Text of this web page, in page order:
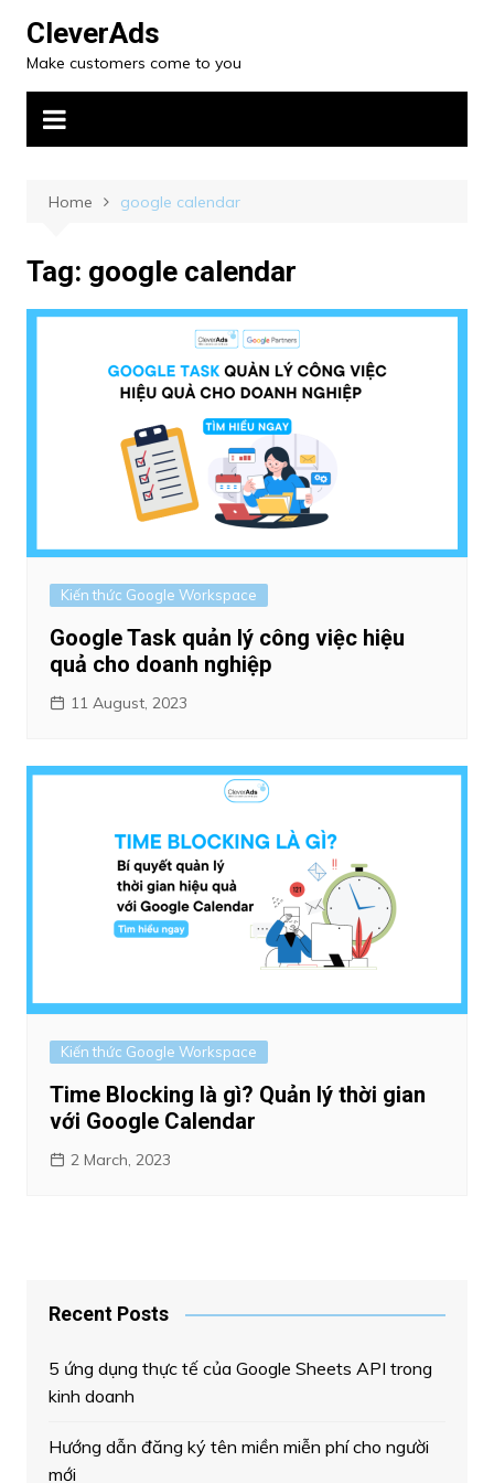
CleverAds
Make customers come to you
Home google calendar
Tag: google calendar
Kiến thức Google Workspace
Google Task quản lý công việc hiệu
quả cho doanh nghiệp
11 August, 2023
Kiến thức Google Workspace
Time Blocking là gì? Quản lý thời gian
với Google Calendar
2 March, 2023
Recent Posts
5 ứng dụng thực tế của Google Sheets API trong
kinh doanh
Hướng dẫn đăng ký tên miền miễn phí cho người
mới